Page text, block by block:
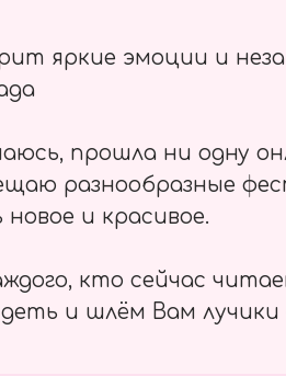
яркие эмоции и
прошла ни одну
разнообразные
и красивое.
кто сейчас
и шлём Вам лучики